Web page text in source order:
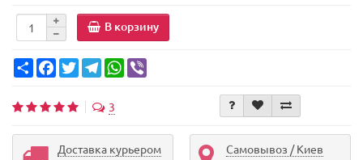
В корзину
Share FacebookTwitterTelegramWhatsApp
3
Доставка курьером Самовывоз / Киев